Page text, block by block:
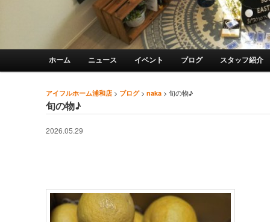
メインメニュー
メインコンテンツへ移動
サブコンテンツへ移動
ホーム ニュース イベント ブログ スタッフ紹介
アイフルホーム浦和店 > ブログ> naka > 旬の物♪
投稿ナビゲーション
旬の物♪
2026.05.29